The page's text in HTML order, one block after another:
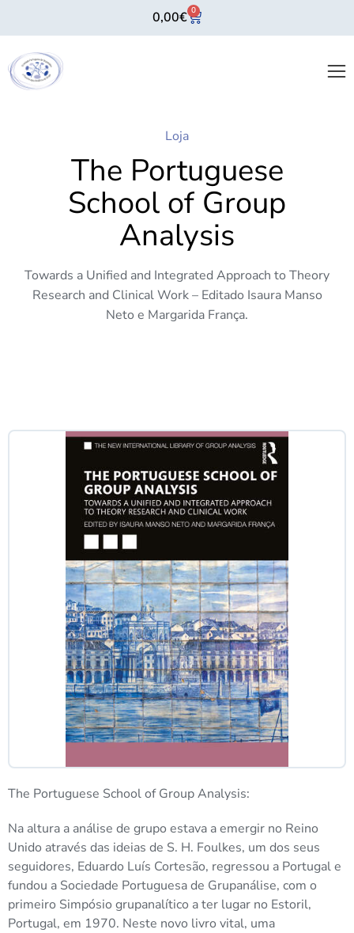
0,00€ 0
Loja
The Portuguese
School of Group
Analysis
Towards a Unified and Integrated Approach to Theory
Research and Clinical Work – Editado Isaura Manso
Neto e Margarida França.
The Portuguese School of Group Analysis:
Na altura a análise de grupo estava a emergir no Reino
Unido através das ideias de S. H. Foulkes, um dos seus
seguidores, Eduardo Luís Cortesão, regressou a Portugal e
fundou a Sociedade Portuguesa de Grupanálise, com o
primeiro Simpósio grupanalítico a ter lugar no Estoril,
Portugal, em 1970. Neste novo livro vital, uma